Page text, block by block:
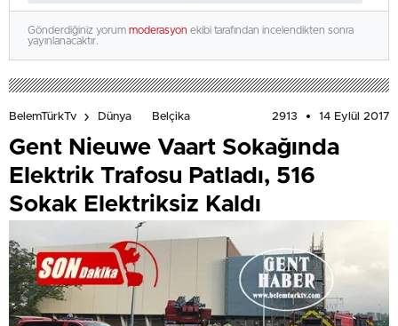
Gönderdiğiniz yorum moderasyon ekibi tarafından incelendikten sonra
yayınlanacaktır.
BelemTürkTv Dünya Belçika 2913 14 Eylül 2017
Gent Nieuwe Vaart Sokağında
Elektrik Trafosu Patladı, 516
Sokak Elektriksiz Kaldı